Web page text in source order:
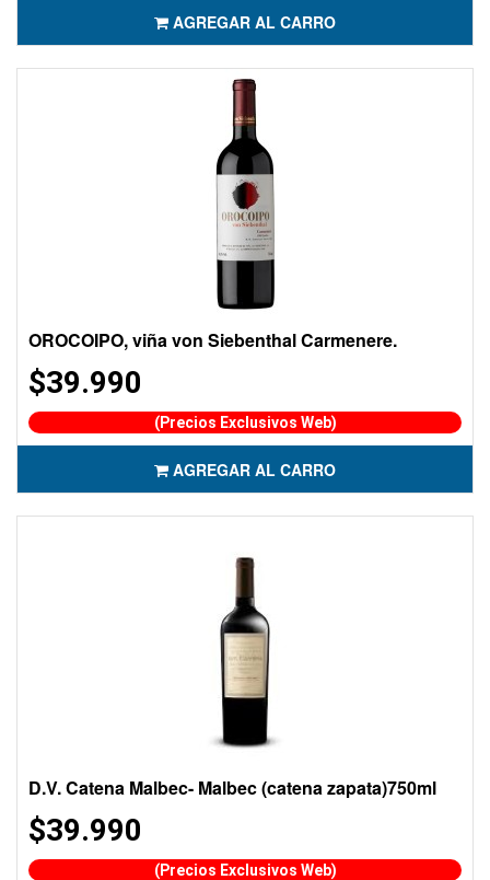
AGREGAR AL CARRO
OROCOIPO, viña von Siebenthal Carmenere.
$39.990
(Precios Exclusivos Web)
AGREGAR AL CARRO
D.V. Catena Malbec- Malbec (catena zapata)750ml
$39.990
(Precios Exclusivos Web)